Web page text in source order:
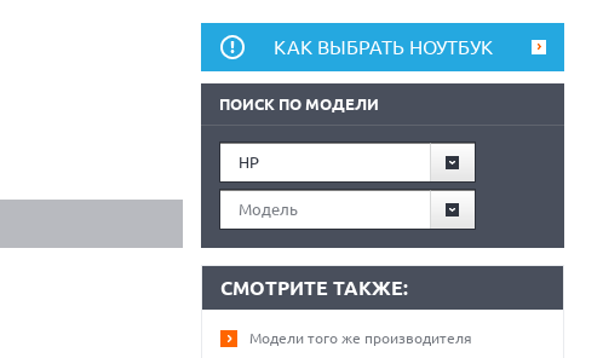
КАК ВЫБРАТЬ НОУТБУК
ПОИСК ПО МОДЕЛИ
HP
Модель
СМОТРИТЕ ТАКЖЕ:
Модели того же производителя